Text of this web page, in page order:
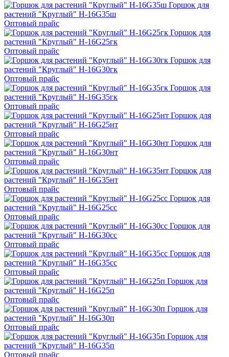
Горшок для
растений "Круглый" H-16G35ш
Оптовый прайс
Горшок для
растений "Круглый" H-16G25гк
Оптовый прайс
Горшок для
растений "Круглый" H-16G30гк
Оптовый прайс
Горшок для
растений "Круглый" H-16G35гк
Оптовый прайс
Горшок для
растений "Круглый" H-16G25нт
Оптовый прайс
Горшок для
растений "Круглый" H-16G30нт
Оптовый прайс
Горшок для
растений "Круглый" H-16G35нт
Оптовый прайс
Горшок для
растений "Круглый" H-16G25сс
Оптовый прайс
Горшок для
растений "Круглый" H-16G30сс
Оптовый прайс
Горшок для
растений "Круглый" H-16G35сс
Оптовый прайс
Горшок для
растений "Круглый" H-16G25п
Оптовый прайс
Горшок для
растений "Круглый" H-16G30п
Оптовый прайс
Горшок для
растений "Круглый" H-16G35п
Оптовый прайс